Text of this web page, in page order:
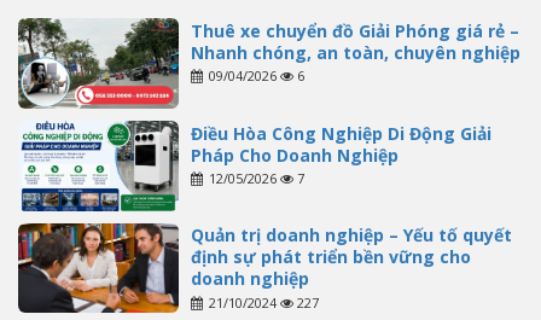
Thuê xe chuyển đồ Giải Phóng giá rẻ –
Nhanh chóng, an toàn, chuyên nghiệp
09/04/2026 6
Điều Hòa Công Nghiệp Di Động Giải
Pháp Cho Doanh Nghiệp
12/05/2026 7
Quản trị doanh nghiệp – Yếu tố quyết
định sự phát triển bền vững cho
doanh nghiệp
21/10/2024 227